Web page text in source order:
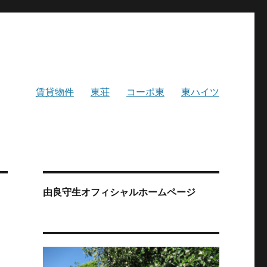
賃貸物件 東荘 コーポ東 東ハイツ
由良守生オフィシャルホームページ